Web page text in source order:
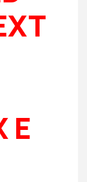
E